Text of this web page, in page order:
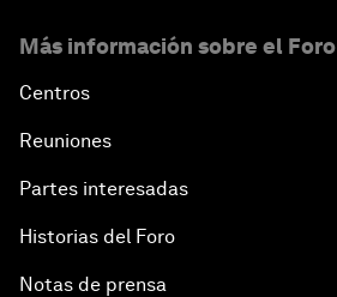
Más información sobre el Foro
Centros
Reuniones
Partes interesadas
Historias del Foro
Notas de prensa